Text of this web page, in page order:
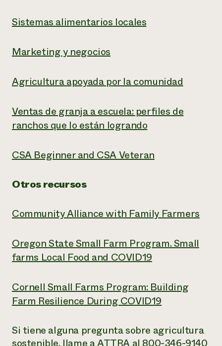
Sistemas alimentarios locales
Marketing y negocios
Agricultura apoyada por la comunidad
Ventas de granja a escuela: perfiles de
ranchos que lo están logrando
CSA Beginner and CSA Veteran
Otros recursos
Community Alliance with Family Farmers
Oregon State Small Farm Program. Small
farms Local Food and COVID19
Cornell Small Farms Program: Building
Farm Resilience During COVID19
Si tiene alguna pregunta sobre agricultura